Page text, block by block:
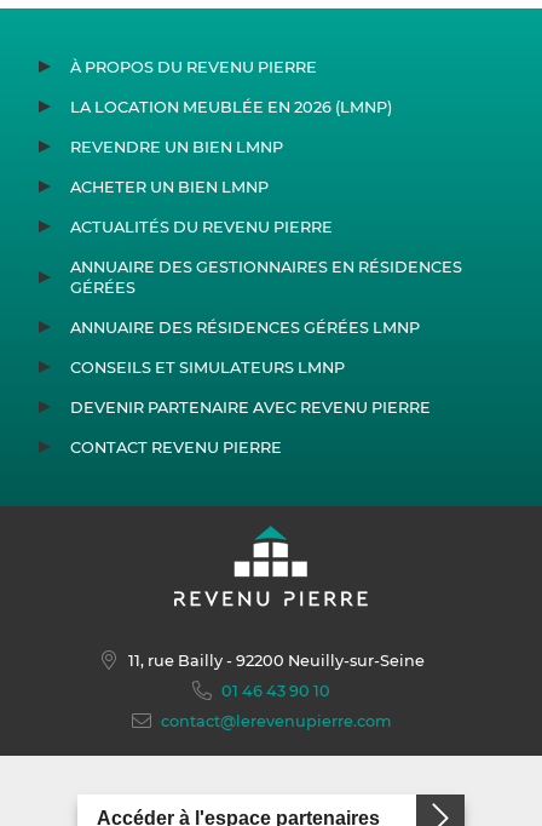
À PROPOS DU REVENU PIERRE
LA LOCATION MEUBLÉE EN 2026 (LMNP)
REVENDRE UN BIEN LMNP
ACHETER UN BIEN LMNP
ACTUALITÉS DU REVENU PIERRE
ANNUAIRE DES GESTIONNAIRES EN RÉSIDENCES
GÉRÉES
ANNUAIRE DES RÉSIDENCES GÉRÉES LMNP
CONSEILS ET SIMULATEURS LMNP
DEVENIR PARTENAIRE AVEC REVENU PIERRE
CONTACT REVENU PIERRE
11, rue Bailly- 92200 Neuilly-sur-Seine
01 46 43 90 10
contact@lerevenupierre.com
Accéder à l'espace partenaires